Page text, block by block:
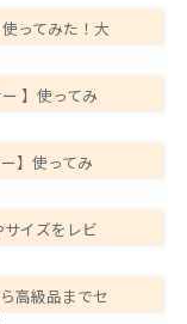
ってみた！大
】使ってみ
】使ってみ
イズをレビ
高級品までセ